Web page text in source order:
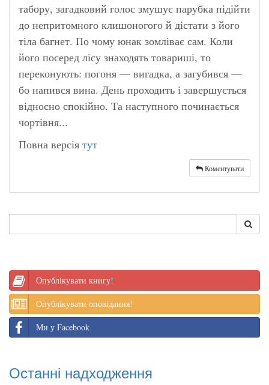
табору, загадковий голос змушує парубка підійти
до непритомного клишоногого й дістати з його
тіла багнет. По чому юнак зомліває сам. Коли
його посеред лісу знаходять товариші, то
переконують: погоня — вигадка, а загубився —
бо напився вина. День проходить і завершується
відносно спокійно. Та наступного починається
чортівня...
Повна версія тут
Коментувати
Опублікувати книгу!
Опублікувати оповідання!
Ми у Facebook
Останні надходження